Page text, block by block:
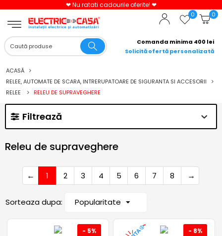
Cadou Cifra LED la
0 0
Comanda minima 400 lei
Solicită ofertă personalizată
ACASĂ
RELEE, AUTOMATE DE SCARA, INTRERUPATOARE DE SIGURANTA SI ACCESORII
RELEE
RELEU DE SUPRAVEGHERE
Filtrează
Releu de supraveghere
1 2 3 4 5 6 7 8
Popularitate
- 5% - 8%